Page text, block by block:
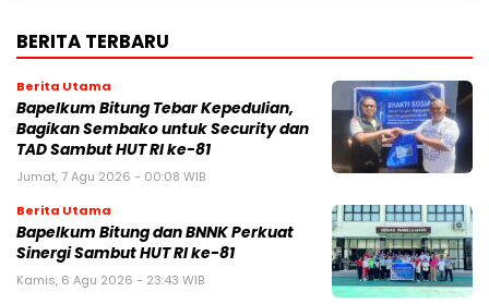
BERITA TERBARU
Berita Utama
Bapelkum Bitung Tebar Kepedulian,
Bagikan Sembako untuk Security dan
TAD Sambut HUT RI ke-81
Jumat, 7 Agu 2026 - 00:08 WIB
Berita Utama
Bapelkum Bitung dan BNNK Perkuat
Sinergi Sambut HUT RI ke-81
Kamis, 6 Agu 2026 - 23:43 WIB